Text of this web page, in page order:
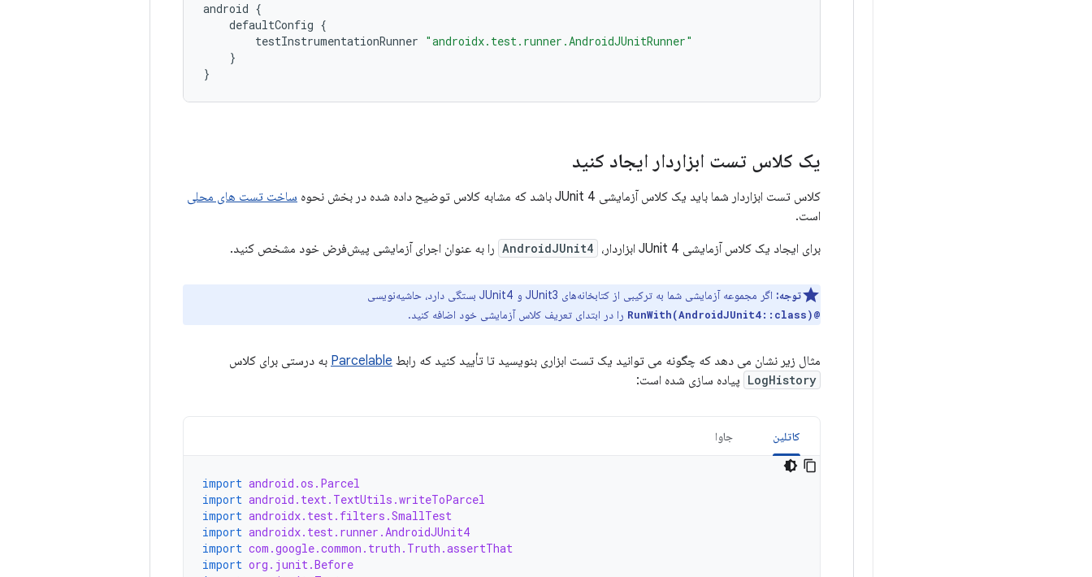
android {
defaultConfig {
testInstrumentationRunner "androidx.test.runner.AndroidJUnitRunner"
}
}
یک کلاس تست ابزاردار ایجاد کنید
کلاس تست ابزاردار شما باید یک کلاس آزمایشی JUnit 4 باشد که مشابه کلاس توضیح داده شده در بخش نحوه
ساخت تست های محلی
است.
برای ایجاد یک کلاس آزمایشی JUnit 4 ابزاردار،
AndroidJUnit4 را به عنوان اجرای آزمایشی پیش‌فرض خود مشخص کنید.
توجه: اگر مجموعه آزمایشی شما به ترکیبی از کتابخانه‌های JUnit3 و JUnit4 بستگی دارد، حاشیه‌نویسی
@RunWith(AndroidJUnit4::class) را در ابتدای تعریف کلاس آزمایشی خود اضافه کنید.
مثال زیر نشان می دهد که چگونه می توانید یک تست ابزاری بنویسید تا تأیید کنید که رابط Parcelable به درستی برای کلاس
LogHistory پیاده سازی شده است:
کاتلین جاوا
import android.os.Parcel
import android.text.TextUtils.writeToParcel
import androidx.test.filters.SmallTest
import androidx.test.runner.AndroidJUnit4
import com.google.common.truth.Truth.assertThat
import org.junit.Before